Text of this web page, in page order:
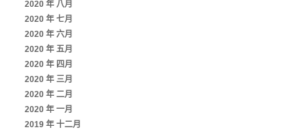
2020 年 八月
2020 年 七月
2020 年 六月
2020 年 五月
2020 年 四月
2020 年 三月
2020 年 二月
2020 年 一月
2019 年 十二月